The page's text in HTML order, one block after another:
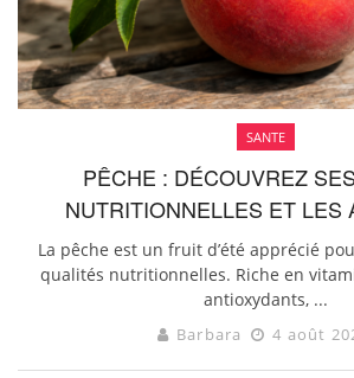
SANTE
PÊCHE : DÉCOUVREZ
NUTRITIONNELLES ET LES
La pêche est un fruit d’été apprécié
qualités nutritionnelles. Riche en
antioxydants, ...
Barbara 4 août